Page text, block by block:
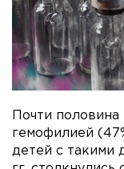
Почти
гемофилией
детей с такими